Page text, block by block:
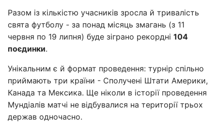
Разом із кількістю учасників зросла й тривалість
свята футболу - за понад місяць змагань (з 11
червня по 19 липня) буде зіграно рекордні 104
поєдинки.
Унікальним є й формат проведення: турнір спільно
приймають три країни - Сполучені Штати Америки,
Канада та Мексика. Ще ніколи в історії проведення
Мундіалів матчі не відбувалися на території трьох
держав одночасно.